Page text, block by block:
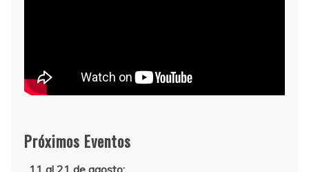
Próximos Eventos